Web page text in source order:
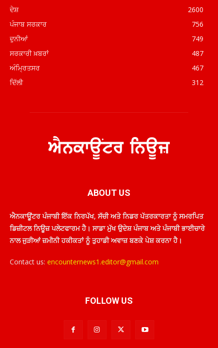
ਦੇਸ਼
2600
ਪੰਜਾਬ ਸਰਕਾਰ
756
ਦੁਨੀਆਂ
749
ਸਰਕਾਰੀ ਖ਼ਬਰਾਂ
487
ਅੰਮ੍ਰਿਤਸਰ
467
ਦਿੱਲੀ
312
ABOUT US
ਐਨਕਾਊਂਟਰ ਪੰਜਾਬੀ ਇੱਕ ਨਿਰਪੱਖ, ਸੱਚੀ ਅਤੇ ਨਿਡਰ ਪੱਤਰਕਾਰਤਾ ਨੂੰ ਸਮਰਪਿਤ
ਡਿਜ਼ੀਟਲ ਨਿਊਜ਼ ਪਲੇਟਫਾਰਮ ਹੈ। ਸਾਡਾ ਮੁੱਖ ਉਦੇਸ਼ ਪੰਜਾਬ ਅਤੇ ਪੰਜਾਬੀ ਭਾਈਚਾਰੇ
ਨਾਲ ਜੁੜੀਆਂ ਜ਼ਮੀਨੀ ਹਕੀਕਤਾਂ ਨੂੰ ਤੁਹਾਡੀ ਅਵਾਜ਼ ਬਣਕੇ ਪੇਸ਼ ਕਰਨਾ ਹੈ।
Contact us: encounternews1.editor@gmail.com
FOLLOW US